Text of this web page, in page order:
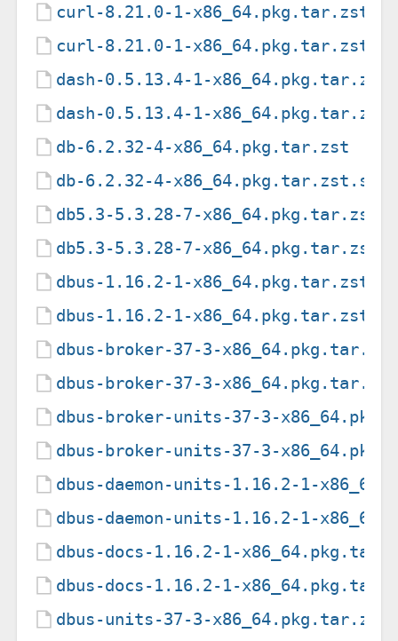
curl-8.21.0-1-x86_64.pkg.tar.zst
curl-8.21.0-1-
dash-0.5.13.4-1-x86_64.pkg.tar.zst
dash-0.5.13.4-1-
db-6.2.32-4-x86_64.pkg.tar.zst
db-6.2.32-4-x86_64.pkg.tar.zst.sig
db5.3-5.3.28-7-x86_64.pkg.tar.zst
db5.3-5.3.28-7-
dbus-1.16.2-1-x86_64.pkg.tar.zst
dbus-1.16.2-1-
dbus-broker-37-3-x86_64.pkg.tar.zst
dbus-broker-37-3-
dbus-broker-units-37-3-
dbus-broker-units-37-3-
dbus-daemon-units-1.16.2-1-
dbus-daemon-units-1.16.2-1-
dbus-docs-1.16.2-1-
dbus-docs-1.16.2-1-
dbus-units-37-3-x86_64.pkg.tar.zst